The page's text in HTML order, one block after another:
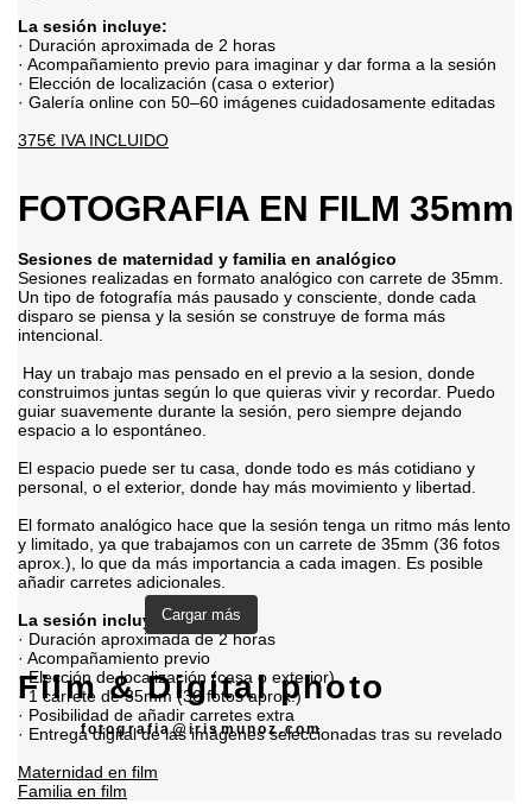
La sesión incluye:
· Duración aproximada de 2 horas
· Acompañamiento previo para imaginar y dar forma a la sesión
· Elección de localización (casa o exterior)
· Galería online con 50–60 imágenes cuidadosamente editadas
375€ IVA INCLUIDO
FOTOGRAFIA EN FILM 35mm
Sesiones de maternidad y familia en analógico
Sesiones realizadas en formato analógico con carrete de 35mm.
Un tipo de fotografía más pausado y consciente, donde cada
disparo se piensa y la sesión se construye de forma más
intencional.
Hay un trabajo mas pensado en el previo a la sesion, donde
construimos juntas según lo que quieras vivir y recordar. Puedo
guiar suavemente durante la sesión, pero siempre dejando
espacio a lo espontáneo.
El espacio puede ser tu casa, donde todo es más cotidiano y
personal, o el exterior, donde hay más movimiento y libertad.
El formato analógico hace que la sesión tenga un ritmo más lento
y limitado, ya que trabajamos con un carrete de 35mm (36 fotos
aprox.), lo que da más importancia a cada imagen. Es posible
añadir carretes adicionales.
La sesión incluye:
· Duración aproximada de 2 horas
· Acompañamiento previo
· Elección de localización (casa o exterior)
· 1 carrete de 35mm (36 fotos aprox.)
· Posibilidad de añadir carretes extra
· Entrega digital de las imágenes seleccionadas tras su revelado
Maternidad en film
Familia en film
Cargar más
Film & Digital photo
fotografia@irismunoz.com